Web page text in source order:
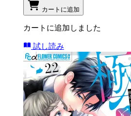
カートに追加
カートに追加しました
試し読み